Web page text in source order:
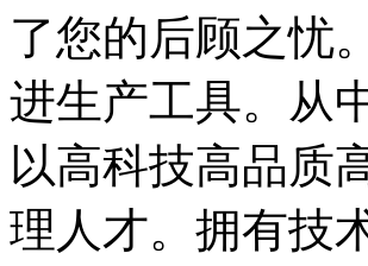
了您的后顾之忧
进生产工具。从
以高科技高品质
理人才。拥有技